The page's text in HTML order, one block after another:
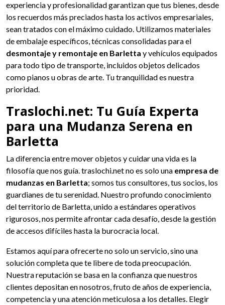
experiencia y profesionalidad garantizan que tus bienes, desde
los recuerdos más preciados hasta los activos empresariales,
sean tratados con el máximo cuidado. Utilizamos materiales
de embalaje específicos, técnicas consolidadas para el
desmontaje y remontaje en Barletta y vehículos equipados
para todo tipo de transporte, incluidos objetos delicados
como pianos u obras de arte. Tu tranquilidad es nuestra
prioridad.
Traslochi.net: Tu Guía Experta
para una Mudanza Serena en
Barletta
La diferencia entre mover objetos y cuidar una vida es la
filosofía que nos guía. traslochi.net no es solo una empresa de
mudanzas en Barletta; somos tus consultores, tus socios, los
guardianes de tu serenidad. Nuestro profundo conocimiento
del territorio de Barletta, unido a estándares operativos
rigurosos, nos permite afrontar cada desafío, desde la gestión
de accesos difíciles hasta la burocracia local.
Estamos aquí para ofrecerte no solo un servicio, sino una
solución completa que te libere de toda preocupación.
Nuestra reputación se basa en la confianza que nuestros
clientes depositan en nosotros, fruto de años de experiencia,
competencia y una atención meticulosa a los detalles. Elegir